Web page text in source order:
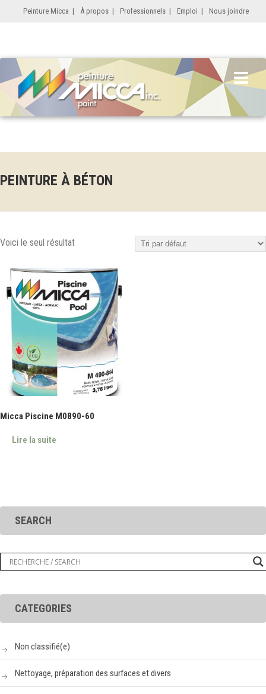
Peinture Micca | À propos | Professionnels | Emploi | Nous joindre
PEINTURE À BÉTON
Voici le seul résultat
Micca Piscine M0890-60
Lire la suite
SEARCH
CATEGORIES
Non classifié(e)
Nettoyage, préparation des surfaces et divers